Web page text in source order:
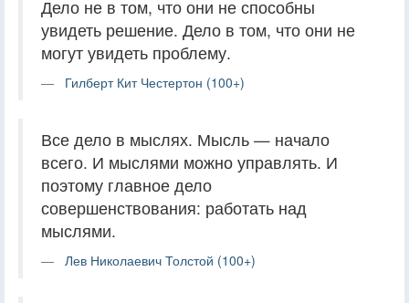
Дело не в том, что они не способны
увидеть решение. Дело в том, что они не
могут увидеть проблему.
Гилберт Кит Честертон (100+)
Все дело в мыслях. Мысль — начало
всего. И мыслями можно управлять. И
поэтому главное дело
совершенствования: работать над
мыслями.
Лев Николаевич Толстой (100+)